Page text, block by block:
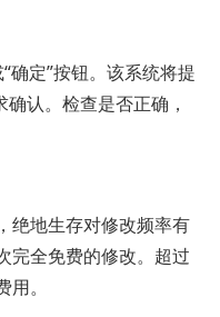
确定”按钮。该系统将提
认。检查是否正确，
绝地生存对修改频率有
完全免费的修改。超过
。